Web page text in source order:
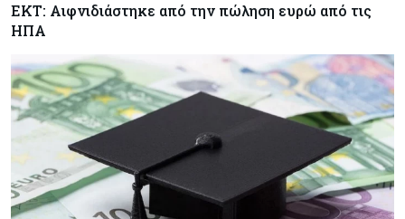
ΕΚΤ: Αιφνιδιάστηκε από την πώληση ευρώ από τις
ΗΠΑ